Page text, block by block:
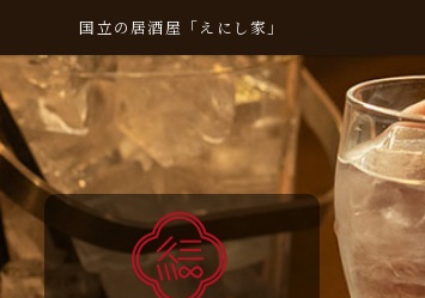
国立の居酒屋「えにし家」